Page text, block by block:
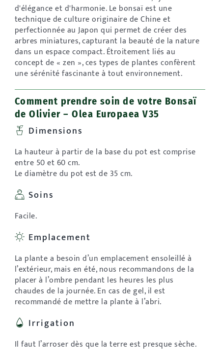
d'élégance et d'harmonie. Le bonsaï est une
technique de culture originaire de Chine et
perfectionnée au Japon qui permet de créer des
arbres miniatures, capturant la beauté de la nature
dans un espace compact. Étroitement liés au
concept de « zen », ces types de plantes confèrent
une sérénité fascinante à tout environnement.
Comment prendre soin de votre Bonsaï
de Olivier – Olea Europaea V35
Dimensions
La hauteur à partir de la base du pot est comprise
entre 50 et 60 cm.
Le diamètre du pot est de 35 cm.
Soins
Facile.
Emplacement
La plante a besoin d’un emplacement ensoleillé à
l’extérieur, mais en été, nous recommandons de la
placer à l’ombre pendant les heures les plus
chaudes de la journée. En cas de gel, il est
recommandé de mettre la plante à l’abri.
Irrigation
Il faut l’arroser dès que la terre est presque sèche.